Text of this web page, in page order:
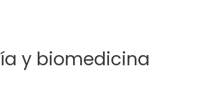
y biomedicina